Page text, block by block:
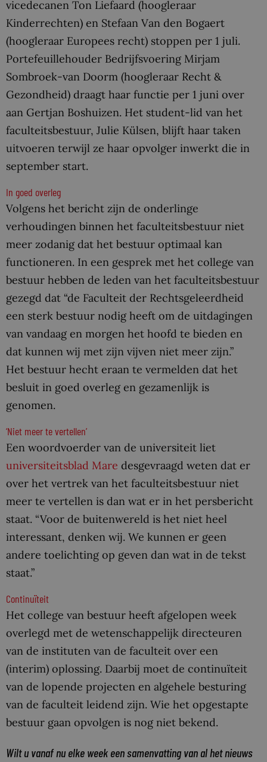
vicedecanen Ton Liefaard (hoogleraar
Kinderrechten) en Stefaan Van den Bogaert
(hoogleraar Europees recht) stoppen per 1 juli.
Portefeuillehouder Bedrijfsvoering Mirjam
Sombroek-van Doorm (hoogleraar Recht &
Gezondheid) draagt haar functie per 1 juni over
aan Gertjan Boshuizen. Het student-lid van het
faculteitsbestuur, Julie Külsen, blijft haar taken
uitvoeren terwijl ze haar opvolger inwerkt die in
september start.
In goed overleg
Volgens het bericht zijn de onderlinge
verhoudingen binnen het faculteitsbestuur niet
meer zodanig dat het bestuur optimaal kan
functioneren. In een gesprek met het college van
bestuur hebben de leden van het faculteitsbestuur
gezegd dat “de Faculteit der Rechtsgeleerdheid
een sterk bestuur nodig heeft om de uitdagingen
van vandaag en morgen het hoofd te bieden en
dat kunnen wij met zijn vijven niet meer zijn.”
Het bestuur hecht eraan te vermelden dat het
besluit in goed overleg en gezamenlijk is
genomen.
‘Niet meer te vertellen’
Een woordvoerder van de universiteit liet
universiteitsblad Mare desgevraagd weten dat er
over het vertrek van het faculteitsbestuur niet
meer te vertellen is dan wat er in het persbericht
staat. “Voor de buitenwereld is het niet heel
interessant, denken wij. We kunnen er geen
andere toelichting op geven dan wat in de tekst
staat.”
Continuïteit
Het college van bestuur heeft afgelopen week
overlegd met de wetenschappelijk directeuren
van de instituten van de faculteit over een
(interim) oplossing. Daarbij moet de continuïteit
van de lopende projecten en algehele besturing
van de faculteit leidend zijn. Wie het opgestapte
bestuur gaan opvolgen is nog niet bekend.
Wilt u vanaf nu elke week een samenvatting van al het nieuws